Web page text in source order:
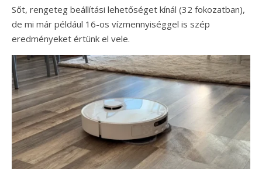
Sőt, rengeteg beállítási lehetőséget kínál (32 fokozatban),
de mi már például 16-os vízmennyiséggel is szép
eredményeket értünk el vele.